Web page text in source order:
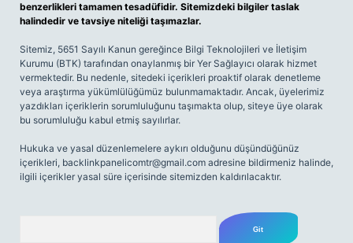
benzerlikleri tamamen tesadüfidir. Sitemizdeki bilgiler taslak
halindedir ve tavsiye niteliği taşımazlar.
Sitemiz, 5651 Sayılı Kanun gereğince Bilgi Teknolojileri ve İletişim
Kurumu (BTK) tarafından onaylanmış bir Yer Sağlayıcı olarak hizmet
vermektedir. Bu nedenle, sitedeki içerikleri proaktif olarak denetleme
veya araştırma yükümlülüğümüz bulunmamaktadır. Ancak, üyelerimiz
yazdıkları içeriklerin sorumluluğunu taşımakta olup, siteye üye olarak
bu sorumluluğu kabul etmiş sayılırlar.
Hukuka ve yasal düzenlemelere aykırı olduğunu düşündüğünüz
içerikleri, backlinkpanelicomtr@gmail.com adresine bildirmeniz halinde,
ilgili içerikler yasal süre içerisinde sitemizden kaldırılacaktır.